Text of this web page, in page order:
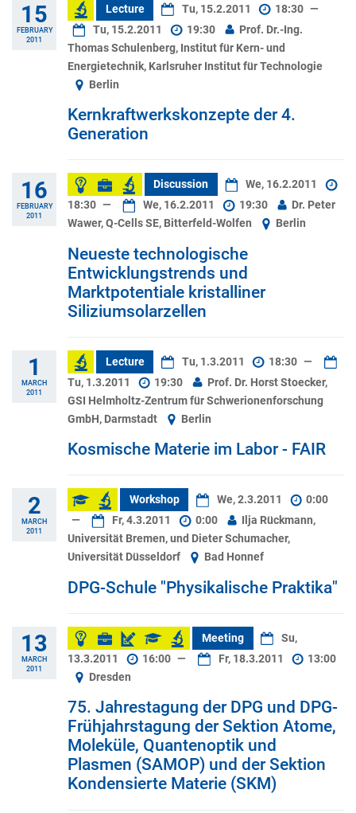
15
FEBRUARY
2011
Lecture Tu, 15.2.2011 18:30 —
Tu, 15.2.2011
19:30
Prof. Dr.-Ing.
Thomas Schulenberg, Institut für Kern- und
Energietechnik, Karlsruher Institut für Technologie
Berlin
Kernkraftwerkskonzepte der 4.
Generation
16
FEBRUARY
2011
Discussion
We, 16.2.2011
18:30 — We, 16.2.2011 19:30
Dr. Peter
Wawer, Q-Cells SE, Bitterfeld-Wolfen
Berlin
Neueste technologische
Entwicklungstrends und
Marktpotentiale kristalliner
Siliziumsolarzellen
1
MARCH
2011
Lecture Tu, 1.3.2011 18:30 —
Tu, 1.3.2011
19:30
Prof. Dr. Horst Stoecker,
GSI Helmholtz-Zentrum für Schwerionenforschung
GmbH, Darmstadt
Berlin
Kosmische Materie im Labor - FAIR
2
MARCH
2011
Workshop We, 2.3.2011
0:00
—
Fr, 4.3.2011 0:00
Ilja Rückmann,
Universität Bremen, und Dieter Schumacher,
Universität Düsseldorf
Bad Honnef
DPG-Schule "Physikalische Praktika"
13
MARCH
2011
Meeting
Su,
13.3.2011
16:00 — Fr, 18.3.2011
13:00
Dresden
75. Jahrestagung der DPG und DPG-
Frühjahrstagung der Sektion Atome,
Moleküle, Quantenoptik und
Plasmen (SAMOP) und der Sektion
Kondensierte Materie (SKM)